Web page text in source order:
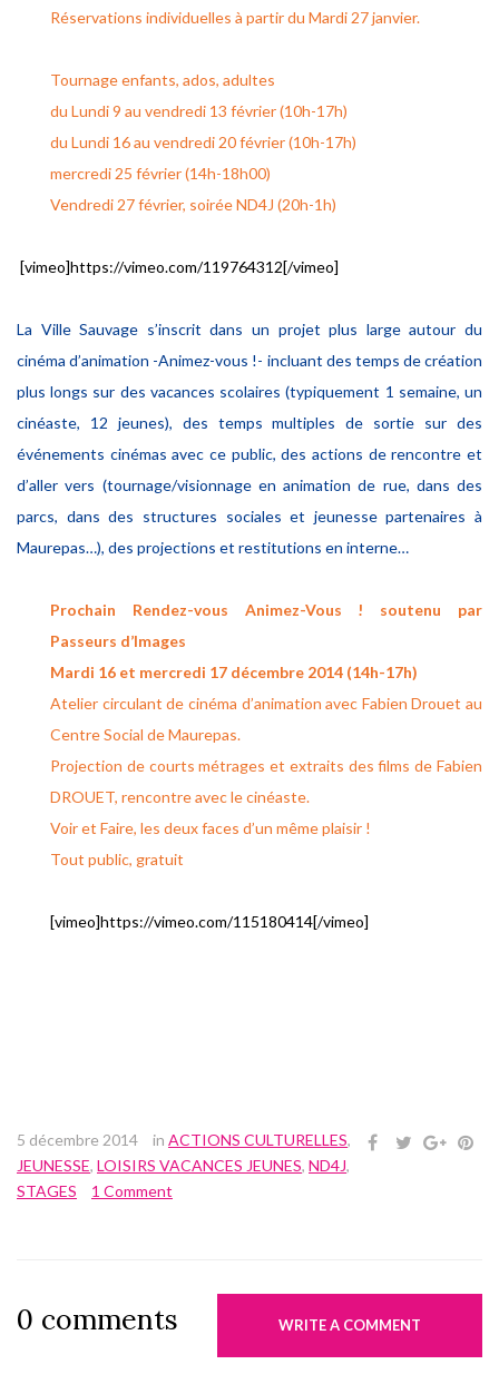
Réservations individuelles à partir du Mardi 27 janvier.
Tournage enfants, ados, adultes
du Lundi 9 au vendredi 13 février (10h-17h)
du Lundi 16 au vendredi 20 février (10h-17h)
mercredi 25 février (14h-18h00)
Vendredi 27 février, soirée ND4J (20h-1h)
[vimeo]https://vimeo.com/119764312[/vimeo]
La Ville Sauvage s’inscrit dans un projet plus large autour du
cinéma d’animation -Animez-vous !- incluant des temps de création
plus longs sur des vacances scolaires (typiquement 1 semaine, un
cinéaste, 12 jeunes), des temps multiples de sortie sur des
événements cinémas avec ce public, des actions de rencontre et
d’aller vers (tournage/visionnage en animation de rue, dans des
parcs, dans des structures sociales et jeunesse partenaires à
Maurepas…), des projections et restitutions en interne…
Prochain Rendez-vous Animez-Vous ! soutenu par
Passeurs d’Images
Mardi 16 et mercredi 17 décembre 2014 (14h-17h)
Atelier circulant de cinéma d’animation avec Fabien Drouet au
Centre Social de Maurepas.
Projection de courts métrages et extraits des films de Fabien
DROUET, rencontre avec le cinéaste.
Voir et Faire, les deux faces d’un même plaisir !
Tout public, gratuit
[vimeo]https://vimeo.com/115180414[/vimeo]
5 décembre 2014 in ACTIONS CULTURELLES,
JEUNESSE, LOISIRS VACANCES JEUNES, ND4J,
STAGES
1 Comment
0 comments WRITE A COMMENT